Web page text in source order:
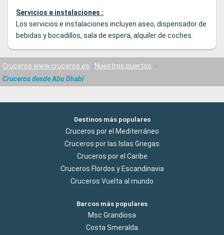
Servicios e instalaciones :
Los servicios e instalaciones incluyen aseo, dispensador de
bebidas y bocadillos, sala de espera, alquiler de coches.
Cruceros www.cruceros.es
Nuestros puertos
Cruceros desde Abu Dhabi
Destinos más populares
Cruceros por el Mediterráneo
Cruceros por las Islas Griegas
Cruceros por el Caribe
Cruceros Flordos y Escandinavia
Cruceros Vuelta al mundo
Barcos más populares
Msc Grandiosa
Costa Smeralda